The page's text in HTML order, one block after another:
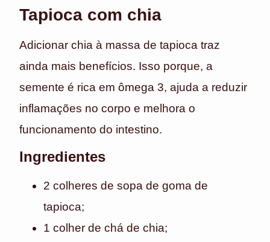
Tapioca com chia
Adicionar chia à massa de tapioca traz
ainda mais benefícios. Isso porque, a
semente é rica em ômega 3, ajuda a reduzir
inflamações no corpo e melhora o
funcionamento do intestino.
Ingredientes
2 colheres de sopa de goma de
tapioca;
1 colher de chá de chia;